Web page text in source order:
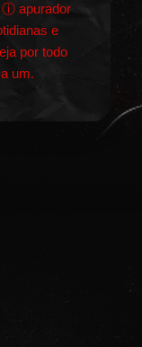
ⓘ apurador
e
por todo
um.